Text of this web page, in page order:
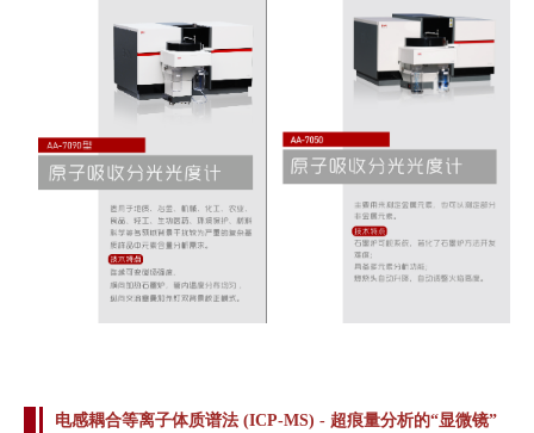
电感耦合等离子体质谱法 (ICP-MS) - 超痕量分析的“显微镜”